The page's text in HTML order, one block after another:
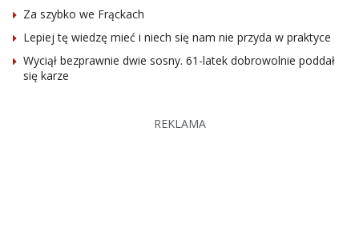
Za szybko we Frąckach
Lepiej tę wiedzę mieć i niech się nam nie przyda w praktyce
Wyciął bezprawnie dwie sosny. 61-latek dobrowolnie poddał
się karze
REKLAMA